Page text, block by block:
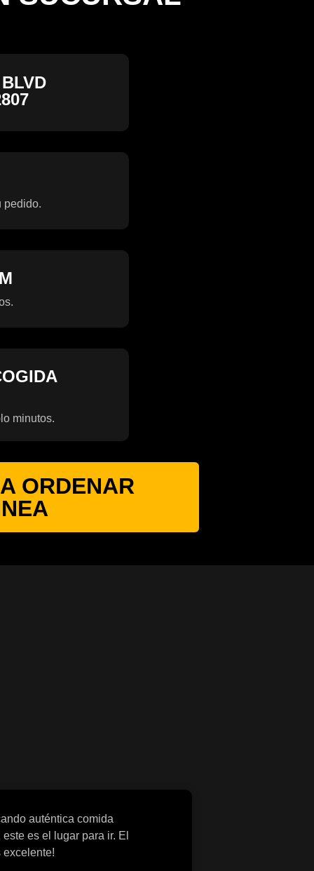
pedido.
minutos.
ORDENAR
auténtica comida
es el lugar para ir. El
excelente!